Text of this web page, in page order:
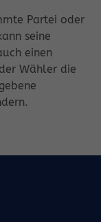
Partei oder
seine
einen
Wähler die